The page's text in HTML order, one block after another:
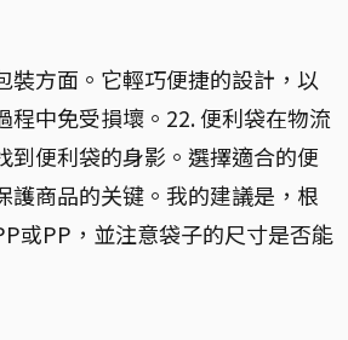
方面。它輕巧便捷的設計，以
中免受損壞。22. 便利袋在物流
到便利袋的身影。選擇適合的便
商品的关键。我的建議是，根
或PP，並注意袋子的尺寸是否能